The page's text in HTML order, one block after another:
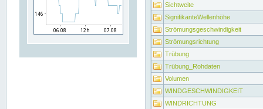
Sichtweite
SignifikanteWellenhöhe
Strömungsgeschwindigkeit
Strömungsrichtung
Trübung
Trübung_Rohdaten
Volumen
WINDGESCHWINDIGKEIT
WINDRICHTUNG